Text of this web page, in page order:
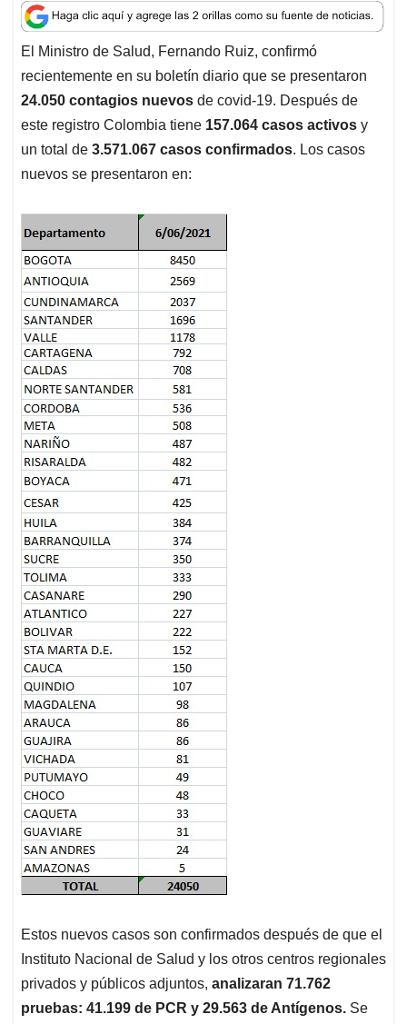
a
t
s
A
p
p
c
e
b
o
o
k
n
k
e
d
I
n
a
i
l
r
e
a
d
s
El Ministro de Salud, Fernando Ruiz, confirmó
recientemente en su boletín diario que se presentaron
24.050 contagios nuevos de covid-19. Después de
este registro Colombia tiene 157.064 casos activos y
un total de 3.571.067 casos confirmados. Los casos
nuevos se presentaron en:
Estos nuevos casos son confirmados después de que el
Instituto Nacional de Salud y los otros centros regionales
privados y públicos adjuntos, analizaran 71.762
pruebas: 41.199 de PCR y 29.563 de Antígenos. Se